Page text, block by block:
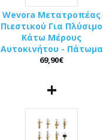
Wevora Μετατροπέας
Πιεστικού Για Πλύσιμο
Κάτω Μέρους
Αυτοκινήτου - Πάτωμα
69,90€
+